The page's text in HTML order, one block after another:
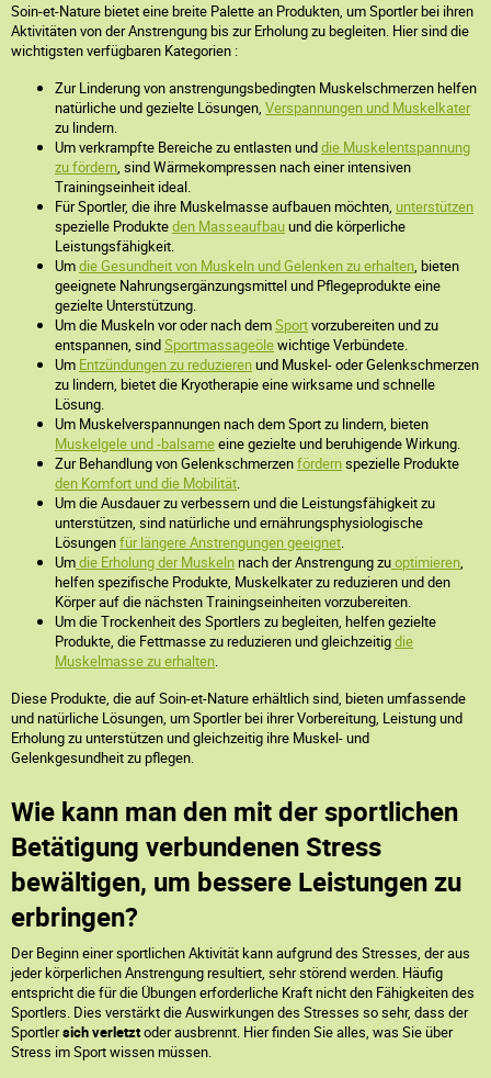
Soin-et-Nature bietet eine breite Palette an Produkten, um Sportler bei ihren
Aktivitäten von der Anstrengung bis zur Erholung zu begleiten. Hier sind die
wichtigsten verfügbaren Kategorien :
Zur Linderung von anstrengungsbedingten Muskelschmerzen helfen
natürliche und gezielte Lösungen, Verspannungen und Muskelkater
zu lindern.
Um verkrampfte Bereiche zu entlasten unddie Muskelentspannung
zu fördern, sind Wärmekompressen nach einer intensiven
Trainingseinheit ideal.
Für Sportler, die ihre Muskelmasse aufbauen möchten, unterstützen
spezielle Produkteden Masseaufbauund die körperliche
Leistungsfähigkeit.
Umdie Gesundheit von Muskeln und Gelenken zu erhalten, bieten
geeignete Nahrungsergänzungsmittel und Pflegeprodukte eine
gezielte Unterstützung.
Um die Muskeln vor oder nach demSportvorzubereiten und zu
entspannen, sindSportmassageölewichtige Verbündete.
Um Entzündungen zu reduzierenund Muskel- oder Gelenkschmerzen
zu lindern, bietet die Kryotherapie eine wirksame und schnelle
Lösung.
Um Muskelverspannungen nach dem Sport zu lindern, bieten
Muskelgele und -balsameeine gezielte und beruhigende Wirkung.
Zur Behandlung von Gelenkschmerzenfördernspezielle Produkte
den Komfort und die Mobilität.
Um die Ausdauer zu verbessern und die Leistungsfähigkeit zu
unterstützen, sind natürliche und ernährungsphysiologische
Lösungenfür längere Anstrengungen geeignet.
Umdie Erholung der Muskelnnach der Anstrengung zuoptimieren,
helfen spezifische Produkte, Muskelkater zu reduzieren und den
Körper auf die nächsten Trainingseinheiten vorzubereiten.
Um die Trockenheit des Sportlers zu begleiten, helfen gezielte
Produkte, die Fettmasse zu reduzieren und gleichzeitigdie
Muskelmasse zu erhalten.
Diese Produkte, die auf Soin-et-Nature erhältlich sind, bieten umfassende
und natürliche Lösungen, um Sportler bei ihrer Vorbereitung, Leistung und
Erholung zu unterstützen und gleichzeitig ihre Muskel- und
Gelenkgesundheit zu pflegen.
Wie kann man den mit der sportlichen
Betätigung verbundenen Stress
bewältigen, um bessere Leistungen zu
erbringen?
Der Beginn einer sportlichen Aktivität kann aufgrund des Stresses, der aus
jeder körperlichen Anstrengung resultiert, sehr störend werden. Häufig
entspricht die für die Übungen erforderliche Kraft nicht den Fähigkeiten des
Sportlers. Dies verstärkt die Auswirkungen des Stresses so sehr, dass der
Sportlersich verletztoder ausbrennt. Hier finden Sie alles, was Sie über
Stress im Sport wissen müssen.